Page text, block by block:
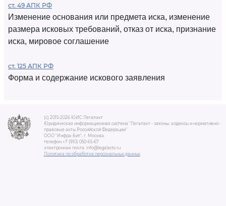
ст. 49 АПК РФ
Изменение основания или предмета иска, изменение
размера исковых требований, отказ от иска, признание
иска, мировое соглашение
ст. 125 АПК РФ
Форма и содержание искового заявления
(c) 2015-2026 ЮИС Легалакт
Юридическая информационная система "Легалакт - законы, кодексы и нормативно-
правовые акты Российской Федерации"
ООО "Инфра-Бит", г. Москва.
телефон +7 (910) 050-65-67
электронная почта: info@legalacts.ru
Политика по обработке персональных данных